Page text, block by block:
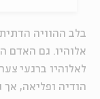
בלב ההוויה
אלוהיו. גם האדם
לאלוהיו ברגעי
הודיה ופליאה,